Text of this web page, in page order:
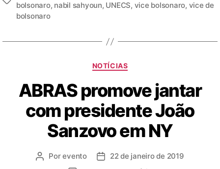
bolsonaro, nabil sahyoun, UNECS, vice bolsonaro, vice de
bolsonaro
NOTÍCIAS
ABRAS promove jantar
com presidente João
Sanzovo em NY
Porevento
22 de janeiro de 2019